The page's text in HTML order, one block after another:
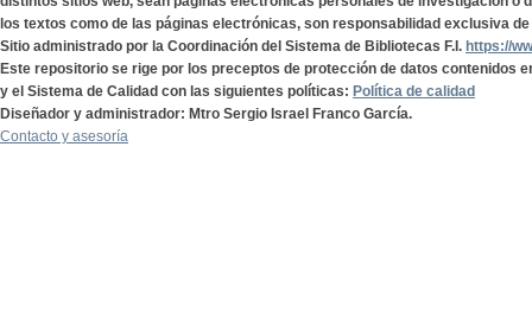
los textos como de las páginas electrónicas, son responsabilidad exclusiva
Sitio administrado por la Coordinación del Sistema de Bibliotecas F.I. https://
Este repositorio se rige por los preceptos de protección de datos contenidos
y el Sistema de Calidad con las siguientes políticas: Política de calidad
Diseñador y administrador: Mtro Sergio Israel Franco García.
Contacto y asesoría